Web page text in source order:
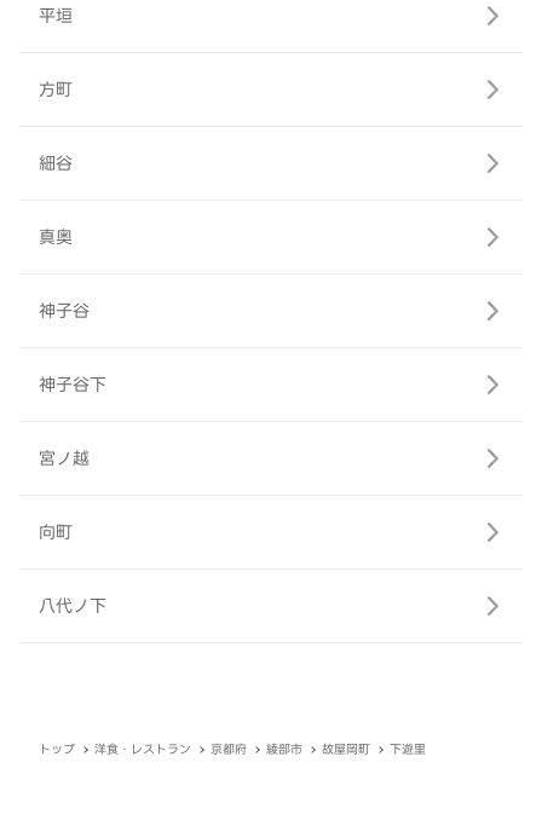
平垣
方町
細谷
真奥
神子谷
神子谷下
宮ノ越
向町
八代ノ下
トップ 洋食・レストラン 京都府 綾部市 故屋岡町 下遊里